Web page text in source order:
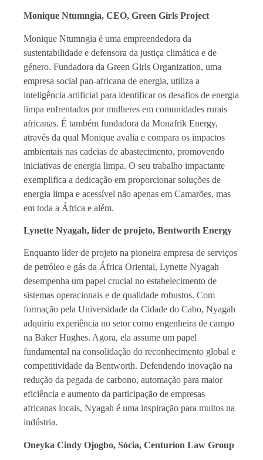
Monique Ntumngia, CEO, Green Girls Project
Monique Ntumngia é uma empreendedora da
sustentabilidade e defensora da justiça climática e de
género. Fundadora da Green Girls Organization, uma
empresa social pan-africana de energia, utiliza a
inteligência artificial para identificar os desafios de energia
limpa enfrentados por mulheres em comunidades rurais
africanas. É também fundadora da Monafrik Energy,
através da qual Monique avalia e compara os impactos
ambientais nas cadeias de abastecimento, promovendo
iniciativas de energia limpa. O seu trabalho impactante
exemplifica a dedicação em proporcionar soluções de
energia limpa e acessível não apenas em Camarões, mas
em toda a África e além.
Lynette Nyagah, líder de projeto, Bentworth Energy
Enquanto líder de projeto na pioneira empresa de serviços
de petróleo e gás da África Oriental, Lynette Nyagah
desempenha um papel crucial no estabelecimento de
sistemas operacionais e de qualidade robustos. Com
formação pela Universidade da Cidade do Cabo, Nyagah
adquiriu experiência no setor como engenheira de campo
na Baker Hughes. Agora, ela assume um papel
fundamental na consolidação do reconhecimento global e
competitividade da Bentworth. Defendendo inovação na
redução da pegada de carbono, automação para maior
eficiência e aumento da participação de empresas
africanas locais, Nyagah é uma inspiração para muitos na
indústria.
Oneyka Cindy Ojogbo, Sócia, Centurion Law Group